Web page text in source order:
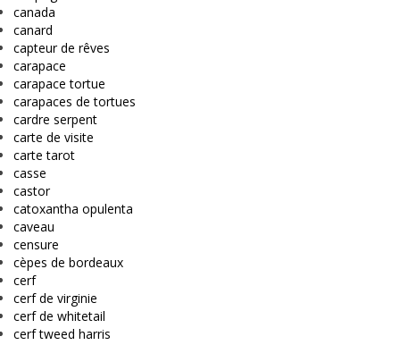
canada
canard
capteur de rêves
carapace
carapace tortue
carapaces de tortues
cardre serpent
carte de visite
carte tarot
casse
castor
catoxantha opulenta
caveau
censure
cèpes de bordeaux
cerf
cerf de virginie
cerf de whitetail
cerf tweed harris